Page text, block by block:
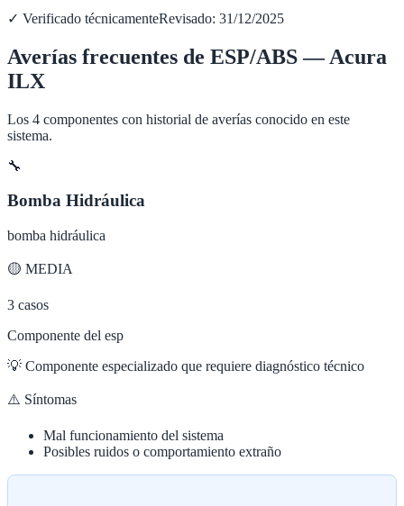
✓ Verificado técnicamenteRevisado: 31/12/2025
Averías frecuentes de ESP/ABS—Acura
ILX
Los 4 componentes con historial de averías conocido en este
sistema.
🔧
Bomba Hidráulica
bomba hidráulica
🟡 MEDIA
3 casos
Componente del esp
💡 Componente especializado que requiere diagnóstico técnico
⚠️ Síntomas
Mal funcionamiento del sistema
Posibles ruidos o comportamiento extraño